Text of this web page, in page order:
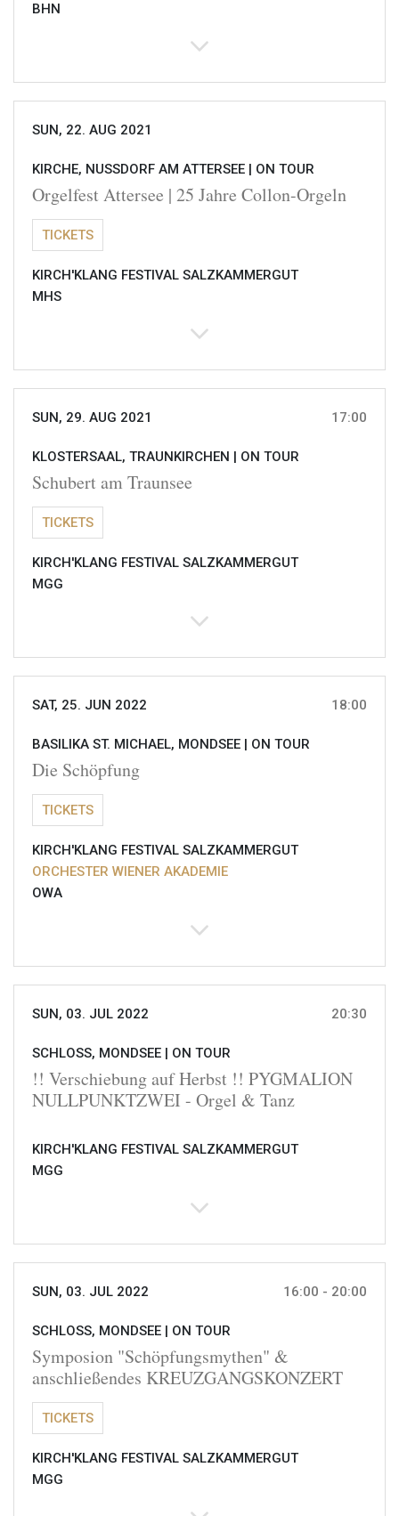
BHN
SUN, 22. AUG 2021
KIRCHE, NUSSDORF AM ATTERSEE | ON TOUR
Orgelfest Attersee | 25 Jahre Collon-Orgeln
TICKETS
KIRCH'KLANG FESTIVAL SALZKAMMERGUT
MHS
SUN, 29. AUG 2021 17:00
KLOSTERSAAL, TRAUNKIRCHEN | ON TOUR
Schubert am Traunsee
TICKETS
KIRCH'KLANG FESTIVAL SALZKAMMERGUT
MGG
SAT, 25. JUN 2022 18:00
BASILIKA ST. MICHAEL, MONDSEE | ON TOUR
Die Schöpfung
TICKETS
KIRCH'KLANG FESTIVAL SALZKAMMERGUT
ORCHESTER WIENER AKADEMIE
OWA
SUN, 03. JUL 2022 20:30
SCHLOSS, MONDSEE | ON TOUR
!! Verschiebung auf Herbst !! PYGMALION
NULLPUNKTZWEI - Orgel & Tanz
KIRCH'KLANG FESTIVAL SALZKAMMERGUT
MGG
SUN, 03. JUL 2022 16:00 - 20:00
SCHLOSS, MONDSEE | ON TOUR
Symposion "Schöpfungsmythen" &
anschließendes KREUZGANGSKONZERT
TICKETS
KIRCH'KLANG FESTIVAL SALZKAMMERGUT
MGG